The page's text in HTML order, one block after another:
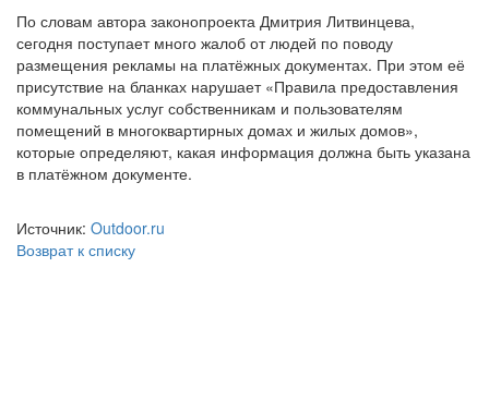
По словам автора законопроекта Дмитрия Литвинцева,
сегодня поступает много жалоб от людей по поводу
размещения рекламы на платёжных документах. При этом её
присутствие на бланках нарушает «Правила предоставления
коммунальных услуг собственникам и пользователям
помещений в многоквартирных домах и жилых домов»,
которые определяют, какая информация должна быть указана
в платёжном документе.
Источник: Outdoor.ru
Возврат к списку